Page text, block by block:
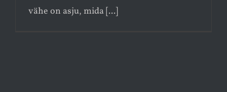
vähe on asju, mida [...]